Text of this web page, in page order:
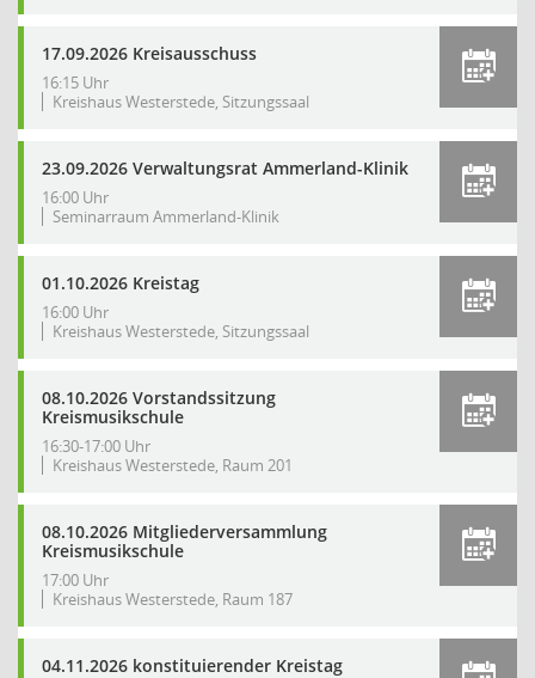
17.09.2026 Kreisausschuss
16:15 Uhr
Kreishaus Westerstede, Sitzungssaal
23.09.2026 Verwaltungsrat Ammerland-Klinik
16:00 Uhr
Seminarraum Ammerland-Klinik
01.10.2026 Kreistag
16:00 Uhr
Kreishaus Westerstede, Sitzungssaal
08.10.2026 Vorstandssitzung
Kreismusikschule
16:30-17:00 Uhr
Kreishaus Westerstede, Raum 201
08.10.2026 Mitgliederversammlung
Kreismusikschule
17:00 Uhr
Kreishaus Westerstede, Raum 187
04.11.2026 konstituierender Kreistag